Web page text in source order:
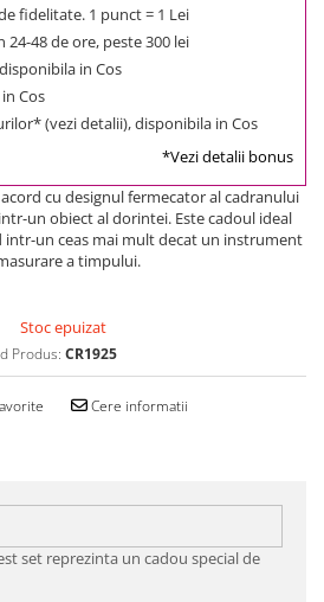
fidelitate. 1 punct = 1 Lei
24-48 de ore, peste 300 lei
in Cos
Cos
(vezi detalii), disponibila in Cos
*Vezi detalii bonus
cu designul fermecator al cadranului
un obiect al dorintei. Este cadoul ideal
intr-un ceas mai mult decat un instrument
a timpului.
Stoc epuizat
Produs: CR1925
Cere informatii
set reprezinta un cadou special de